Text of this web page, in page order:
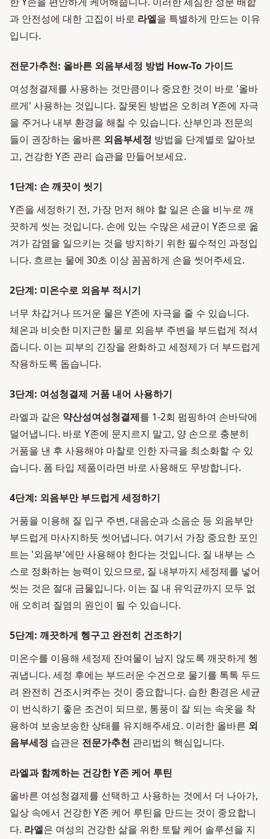
과 안전성에 대한 고집이 바로 라엘을 특별하게 만드는 이유
입니다.
전문가추천: 올바른 외음부세정 방법 How-To 가이드
여성청결제를 사용하는 것만큼이나 중요한 것이 바로 '올바
르게' 사용하는 것입니다. 잘못된 방법은 오히려 Y존에 자극
을 주거나 내부 환경을 해칠 수 있습니다. 산부인과 전문의
들이 권장하는 올바른 외음부세정 방법을 단계별로 알아보
고, 건강한 Y존 관리 습관을 만들어보세요.
1단계: 손 깨끗이 씻기
Y존을 세정하기 전, 가장 먼저 해야 할 일은 손을 비누로 깨
끗하게 씻는 것입니다. 손에 있는 수많은 세균이 Y존으로 옮
겨가 감염을 일으키는 것을 방지하기 위한 필수적인 과정입
니다. 흐르는 물에 30초 이상 꼼꼼하게 손을 씻어주세요.
2단계: 미온수로 외음부 적시기
너무 차갑거나 뜨거운 물은 Y존에 자극을 줄 수 있습니다.
체온과 비슷한 미지근한 물로 외음부 주변을 부드럽게 적셔
줍니다. 이는 피부의 긴장을 완화하고 세정제가 더 부드럽게
작용하도록 돕습니다.
3단계: 여성청결제 거품 내어 사용하기
라엘과 같은 약산성여성청결제를 1-2회 펌핑하여 손바닥에
덜어냅니다. 바로 Y존에 문지르지 말고, 양 손으로 충분히
거품을 낸 후 사용해야 마찰로 인한 자극을 최소화할 수 있
습니다. 폼 타입 제품이라면 바로 사용해도 무방합니다.
4단계: 외음부만 부드럽게 세정하기
거품을 이용해 질 입구 주변, 대음순과 소음순 등 외음부만
부드럽게 마사지하듯 씻어냅니다. 여기서 가장 중요한 포인
트는 '외음부'에만 사용해야 한다는 것입니다. 질 내부는 스
스로 정화하는 능력이 있으므로, 질 내부까지 세정제를 넣어
씻는 것은 절대 금물입니다. 이는 질 내 유익균까지 모두 없
애 오히려 질염의 원인이 될 수 있습니다.
5단계: 깨끗하게 헹구고 완전히 건조하기
미온수를 이용해 세정제 잔여물이 남지 않도록 깨끗하게 헹
궈냅니다. 세정 후에는 부드러운 수건으로 물기를 톡톡 두드
려 완전히 건조시켜주는 것이 중요합니다. 습한 환경은 세균
이 번식하기 좋은 조건이 되므로, 통풍이 잘 되는 속옷을 착
용하여 보송보송한 상태를 유지해주세요. 이러한 올바른 외
음부세정 습관은 전문가추천 관리법의 핵심입니다.
라엘과 함께하는 건강한 Y존 케어 루틴
올바른 여성청결제를 선택하고 사용하는 것에서 더 나아가,
일상 속에서 건강한 Y존 케어 루틴을 만드는 것이 중요합니
다. 라엘은 여성의 건강한 삶을 위한 토탈 케어 솔루션을 지